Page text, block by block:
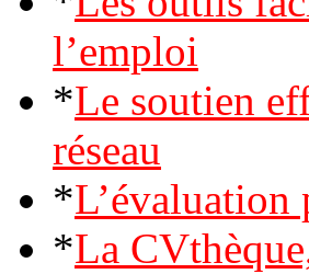
l’emploi
*Le soutien
réseau
*L’évaluation
*La